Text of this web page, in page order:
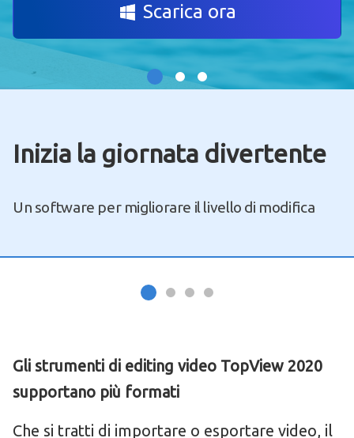
Scarica ora
Inizia la giornata divertente
Un software per migliorare il livello di modifica
Gli strumenti di editing video TopView 2020
supportano più formati
Che si tratti di importare o esportare video, il